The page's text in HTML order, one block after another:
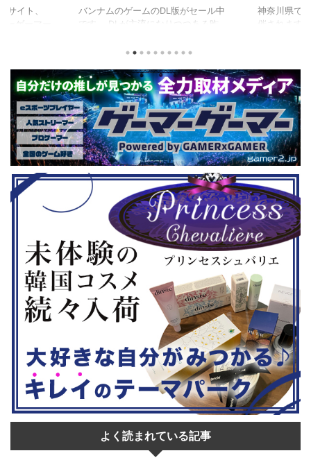
サイト、
ーゲーマー
ストリーマ
を紹介して
マーのマウ
いことまで
しいデバ
しい環境を
みたりした
いかがでし
バンナムのゲームのDL版がセール中
です。 DLが主流になりつつある昨
してしまいがちな人も多いはず。とい
でも楽しめるようなタイトルを独自に
ピックアップしてみました。（類似し
たゲームや続編が出にくいゲーム、長
く遊べるゲーム、定番ゲーム） 注目
タイトル ◆『LITTLE NIGHTMARES-
リトルナイトメア-１＆２セット』
(Switch） ２Dアクションホラーゲー
ムの2作のセットです。 ◆『鉄拳8
Deluxe Edition』（PS5） ...
神奈川県で
催されます
仕様。ご当
も見られる
しめるイベ
す。 ちなみ
ーである蝶
なるそうで
場しますよ
大会参加者
選あり。予
22日。本戦
よく読まれている記事